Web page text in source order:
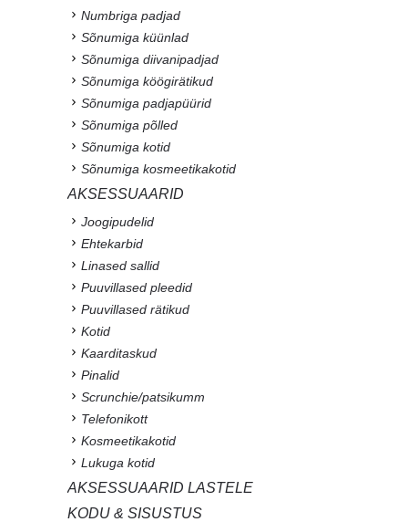
Numbriga padjad
Sõnumiga küünlad
Sõnumiga diivanipadjad
Sõnumiga köögirätikud
Sõnumiga padjapüürid
Sõnumiga põlled
Sõnumiga kotid
Sõnumiga kosmeetikakotid
AKSESSUAARID
Joogipudelid
Ehtekarbid
Linased sallid
Puuvillased pleedid
Puuvillased rätikud
Kotid
Kaarditaskud
Pinalid
Scrunchie/patsikumm
Telefonikott
Kosmeetikakotid
Lukuga kotid
AKSESSUAARID LASTELE
KODU & SISUSTUS